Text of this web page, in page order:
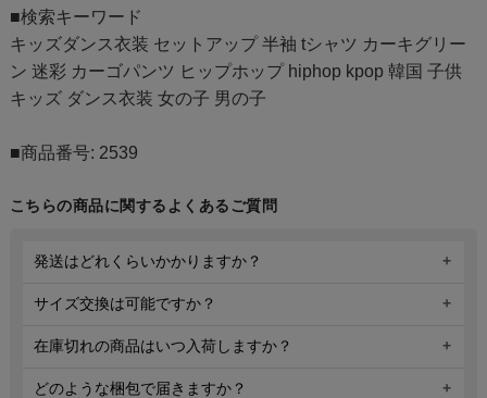
■検索キーワード
キッズダンス衣装 セットアップ 半袖 tシャツ カーキグリー
ン 迷彩 カーゴパンツ ヒップホップ hiphop kpop 韓国 子供
キッズ ダンス衣装 女の子 男の子
■商品番号: 2539
こちらの商品に関するよくあるご質問
発送はどれくらいかかりますか？
サイズ交換は可能ですか？
在庫切れの商品はいつ入荷しますか？
どのような梱包で届きますか？